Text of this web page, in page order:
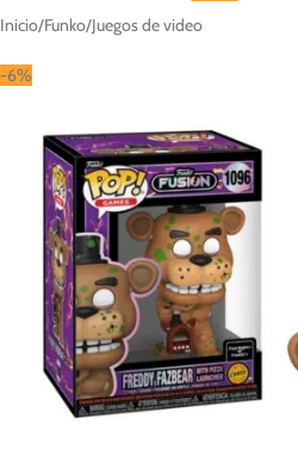
Inicio/Funko/Juegos de video
-6%